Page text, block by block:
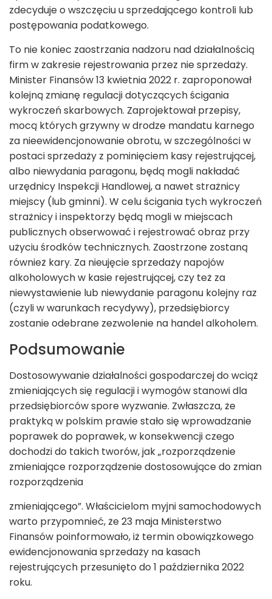
zdecyduje o wszczęciu u sprzedającego kontroli lub
postępowania podatkowego.
To nie koniec zaostrzania nadzoru nad działalnością
firm w zakresie rejestrowania przez nie sprzedaży.
Minister Finansów 13 kwietnia 2022 r. zaproponował
kolejną zmianę regulacji dotyczących ścigania
wykroczeń skarbowych. Zaprojektował przepisy,
mocą których grzywny w drodze mandatu karnego
za nieewidencjonowanie obrotu, w szczególności w
postaci sprzedaży z pominięciem kasy rejestrującej,
albo niewydania paragonu, będą mogli nakładać
urzędnicy Inspekcji Handlowej, a nawet strażnicy
miejscy (lub gminni). W celu ścigania tych wykroczeń
strażnicy i inspektorzy będą mogli w miejscach
publicznych obserwować i rejestrować obraz przy
użyciu środków technicznych. Zaostrzone zostaną
również kary. Za nieujęcie sprzedaży napojów
alkoholowych w kasie rejestrującej, czy też za
niewystawienie lub niewydanie paragonu kolejny raz
(czyli w warunkach recydywy), przedsiębiorcy
zostanie odebrane zezwolenie na handel alkoholem.
Podsumowanie
Dostosowywanie działalności gospodarczej do wciąż
zmieniających się regulacji i wymogów stanowi dla
przedsiębiorców spore wyzwanie. Zwłaszcza, że
praktyką w polskim prawie stało się wprowadzanie
poprawek do poprawek, w konsekwencji czego
dochodzi do takich tworów, jak „rozporządzenie
zmieniające rozporządzenie dostosowujące do zmian
rozporządzenia
zmieniającego”. Właścicielom myjni samochodowych
warto przypomnieć, że 23 maja Ministerstwo
Finansów poinformowało, iż termin obowiązkowego
ewidencjonowania sprzedaży na kasach
rejestrujących przesunięto do 1 października 2022
roku.